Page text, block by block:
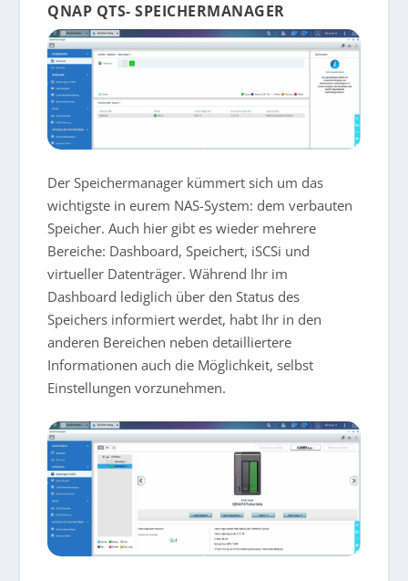
QNAP QTS- SPEICHERMANAGER
Der Speichermanager kümmert sich um das
wichtigste in eurem NAS-System: dem verbauten
Speicher. Auch hier gibt es wieder mehrere
Bereiche: Dashboard, Speichert, iSCSi und
virtueller Datenträger. Während Ihr im
Dashboard lediglich über den Status des
Speichers informiert werdet, habt Ihr in den
anderen Bereichen neben detailliertere
Informationen auch die Möglichkeit, selbst
Einstellungen vorzunehmen.